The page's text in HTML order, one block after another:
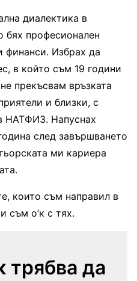
диалектика в
бях професионален
финанси. Избрах да
в който съм 19 години
прекъсвам връзката
и близки, с
НАТФИЗ. Напуснах
след завършването
ми кариера
които съм направил в
съм о’к с тях.
трябва да